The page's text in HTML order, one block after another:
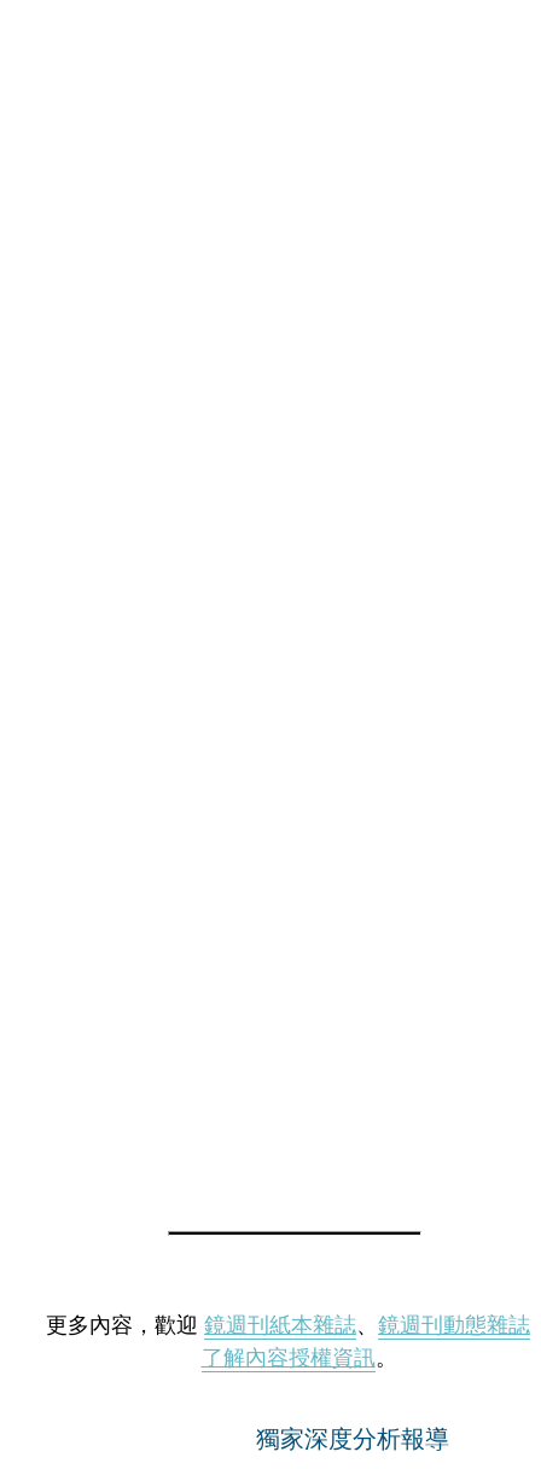
更多內容，歡迎 鏡週刊紙本雜誌、 鏡週刊動態雜誌
了解內容授權資訊。
獨家深度分析報導